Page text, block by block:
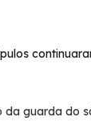
da guarda do